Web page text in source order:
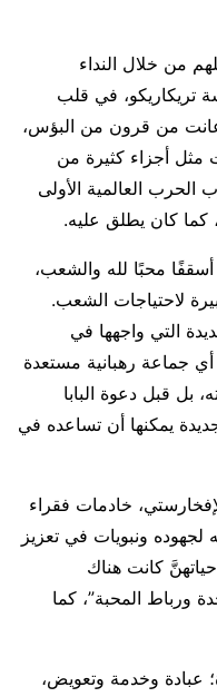
من خلال النداء
تريكاريكو، في قلب
عانت من قرون من البؤس،
مثل أجزاء كثيرة من
الحرب العالمية الأولى
كما كان يطلق عليه.
محبًا لله والشعب،
لاحتياجات الشعب.
التي واجهها في
جماعة رهبانية مستعدة
بل قبل دعوة البابا
يمكنها أن تساعده في
خادمات فقراء
ونبويات في تعزيز
كانت هناك
ورباط المحبة”، كما
عبادة وخدمة وتعويض،